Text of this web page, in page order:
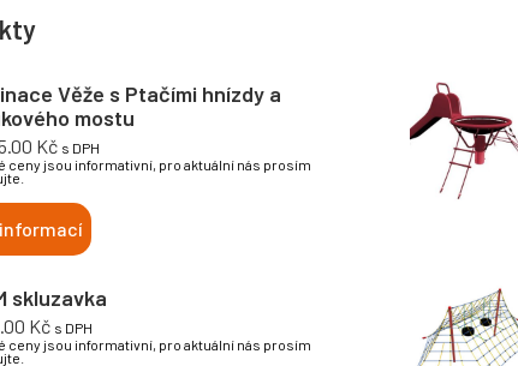
Věže s Ptačími hnízdy a
mostu
Kč s DPH
ceny jsou informativní, pro aktuální nás prosím
skluzavka
Kč s DPH
ceny jsou informativní, pro aktuální nás prosím